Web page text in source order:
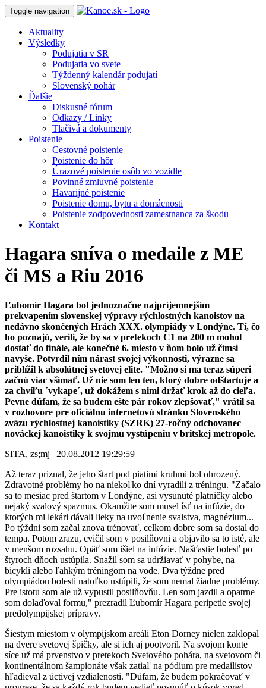
Toggle navigation
Aktuality
Výsledky
Podujatia v SR
Podujatia vo svete
Týždenný kalendár podujatí
Slovenský pohár
Ďalšie
Diskusné fórum
Odkazy / Linky
Tlačivá a dokumenty
Poistenie
Cestovné poistenie
Poistenie do hôr
Úrazové poistenie osôb vo vozidle
Povinné zmluvné poistenie
Havarijné poistenie
Poistenie domu, bytu a domácnosti
Poistenie zodpovednosti zamestnanca za škodu
Kontakt
Hagara sníva o medaile z ME
či MS a Riu 2016
Ľubomír Hagara bol jednoznačne najpríjemnejším
prekvapením slovenskej výpravy rýchlostných kanoistov na
nedávno skončených Hrách XXX. olympiády v Londýne. Tí, čo
ho poznajú, verili, že by sa v pretekoch C1 na 200 m mohol
dostať do finále, ale konečné 6. miesto v ňom bolo už čímsi
navyše. Potvrdil ním nárast svojej výkonnosti, výrazne sa
priblížil k absolútnej svetovej elite. "Možno si ma teraz súperi
začnú viac všímať. Už nie som len ten, ktorý dobre odštartuje a
za chvíľu ´vykape´, už dokážem s nimi držať krok až do cieľa.
Pevne dúfam, že sa budem ešte pár rokov zlepšovať," vrátil sa
v rozhovore pre oficiálnu internetovú stránku Slovenského
zväzu rýchlostnej kanoistiky (SZRK) 27-ročný odchovanec
nováckej kanoistiky k svojmu vystúpeniu v britskej metropole.
SITA, zs;mj | 20.08.2012 19:29:59
Až teraz priznal, že jeho štart pod piatimi kruhmi bol ohrozený.
Zdravotné problémy ho na niekoľko dní vyradili z tréningu. "Začalo
sa to mesiac pred štartom v Londýne, asi vysunuté platničky alebo
nejaký svalový spazmus. Okamžite som musel ísť na infúzie, do
ktorých mi lekári dávali lieky na uvoľnenie svalstva, magnézium...
Po týždni som začal znova trénovať, celkom dobre som sa dostal do
tempa. Potom zrazu, cvičil som v posilňovni a objavilo sa to isté, ale
v menšom rozsahu. Opäť som išiel na infúzie. Našťastie bolesť po
štyroch dňoch ustúpila. Snažil som sa udržiavať v pohybe, na
bicykli alebo ľahkým tréningom na vode. Dva týždne pred
olympiádou bolesti natoľko ustúpili, že som nemal žiadne problémy.
Pre istotu som ale už vypustil posilňovňu. Len som jazdil a opatrne
som dolaďoval formu," prezradil Ľubomír Hagara peripetie svojej
predolympijskej prípravy.
Šiestym miestom v olympijskom areáli Eton Dorney nielen zaklopal
na dvere svetovej špičky, ale si ich aj pootvoril. Na svojom konte
síce už má prvenstvo v pretekoch Svetového pohára, na svetovom či
kontinentálnom šampionáte však zatiaľ na pódium pre medailistov
hľadieval z úctivej vzdialenosti. "Dúfam, že budem pokračovať v